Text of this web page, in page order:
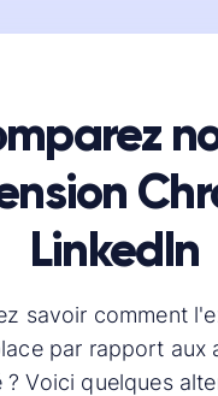
LinkedIn
savoir comment
par rapport aux
? Voici quelques